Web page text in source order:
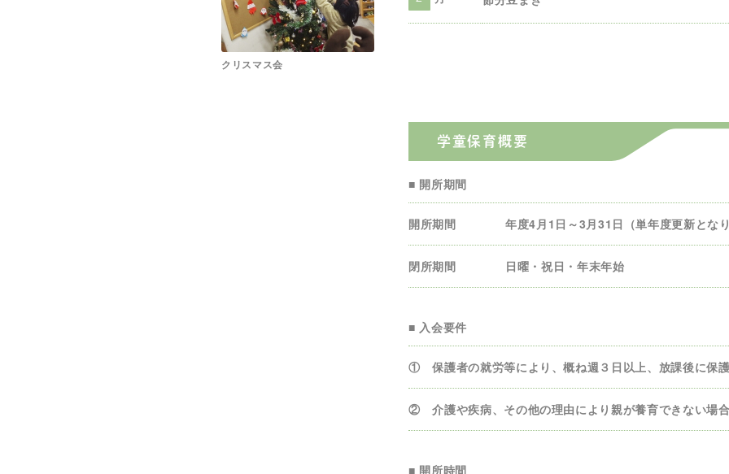
クリスマス会
学童保育概要
■ 開所期間
開所期間 年度4月1日～3月31日（単年度更新とな
閉所期間 日曜・祝日・年末年始
■ 入会要件
① 保護者の就労等により、概ね週３日以上、放課後に保
② 介護や疾病、その他の理由により親が養育できない場
■ 開所時間